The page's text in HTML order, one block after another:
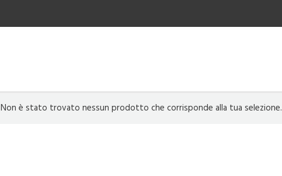
Non è stato trovato nessun prodotto che corrisponde alla tua selezione.